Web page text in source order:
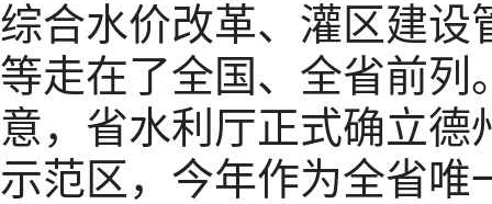
综合水价改革、灌区建设
等走在了全国、全省前列
意，省水利厅正式确立
示范区，今年作为全省唯